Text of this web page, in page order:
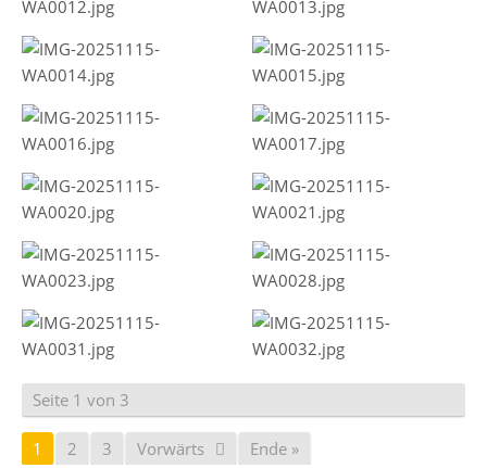
Seite 1 von 3
1 2 3 Vorwärts Ende »